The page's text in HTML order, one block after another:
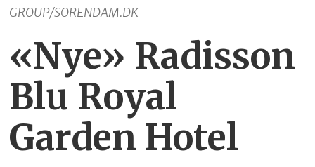
GROUP/SORENDAM.DK
«Nye» Radisson
Blu Royal
Garden Hotel